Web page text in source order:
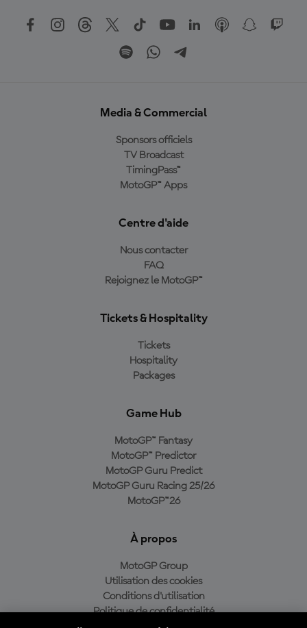
Media & Commercial
Sponsors officiels
TV Broadcast
TimingPass™
MotoGP™ Apps
Centre d'aide
Nous contacter
FAQ
Rejoignez le MotoGP™
Tickets & Hospitality
Tickets
Hospitality
Packages
Game Hub
MotoGP™ Fantasy
MotoGP™ Predictor
MotoGP Guru Predict
MotoGP Guru Racing 25/26
MotoGP™26
À propos
MotoGP Group
Utilisation des cookies
Conditions d'utilisation
Politique de confidentialité